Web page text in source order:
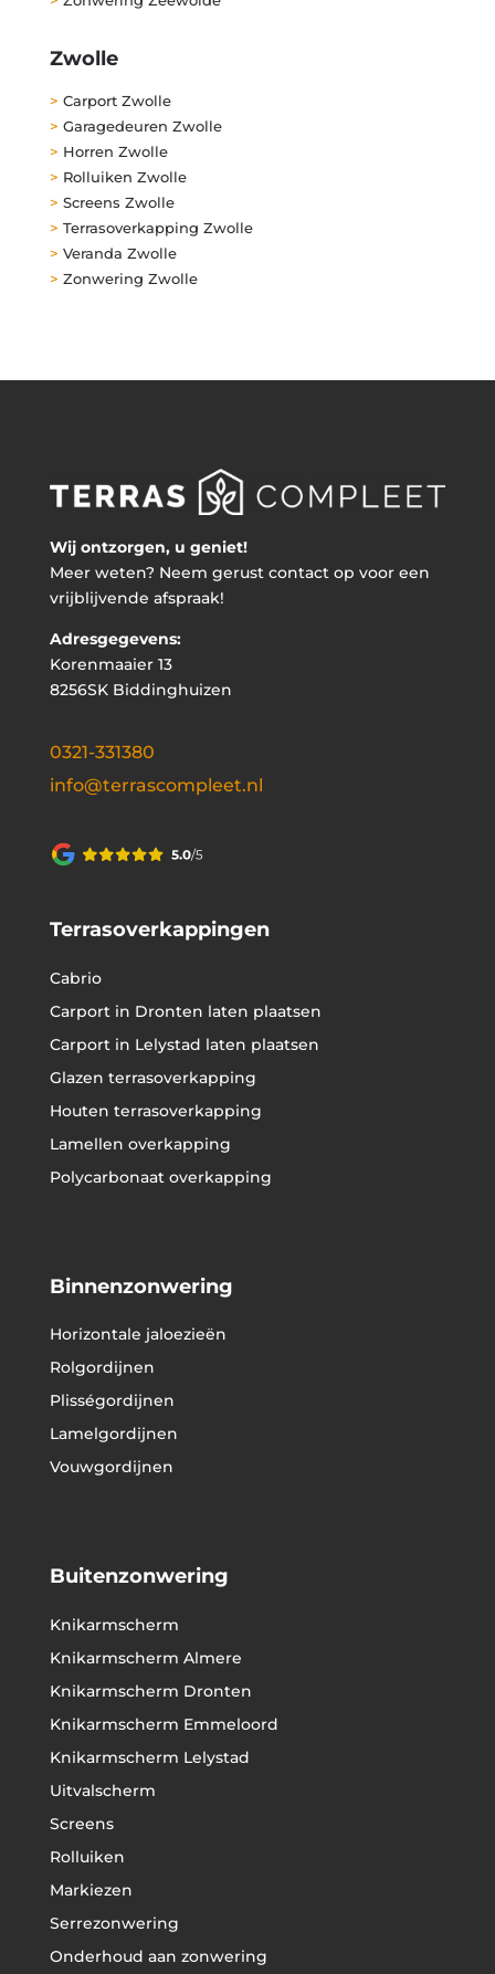
Zwolle
> Carport Zwolle
> Garagedeuren Zwolle
> Horren Zwolle
> Rolluiken Zwolle
> Screens Zwolle
> Terrasoverkapping Zwolle
> Veranda Zwolle
> Zonwering Zwolle
Wij ontzorgen, u geniet!
Meer weten? Neem gerust contact op voor een
vrijblijvende afspraak!
Adresgegevens:
Korenmaaier 13
8256SK Biddinghuizen
0321-331380
info@terrascompleet.nl
Terrasoverkappingen
Cabrio
Carport in Dronten laten plaatsen
Carport in Lelystad laten plaatsen
Glazen terrasoverkapping
Houten terrasoverkapping
Lamellen overkapping
Polycarbonaat overkapping
Binnenzonwering
Horizontale jaloezieën
Rolgordijnen
Plisségordijnen
Lamelgordijnen
Vouwgordijnen
Buitenzonwering
Knikarmscherm
Knikarmscherm Almere
Knikarmscherm Dronten
Knikarmscherm Emmeloord
Knikarmscherm Lelystad
Uitvalscherm
Screens
Rolluiken
Markiezen
Serrezonwering
Onderhoud aan zonwering